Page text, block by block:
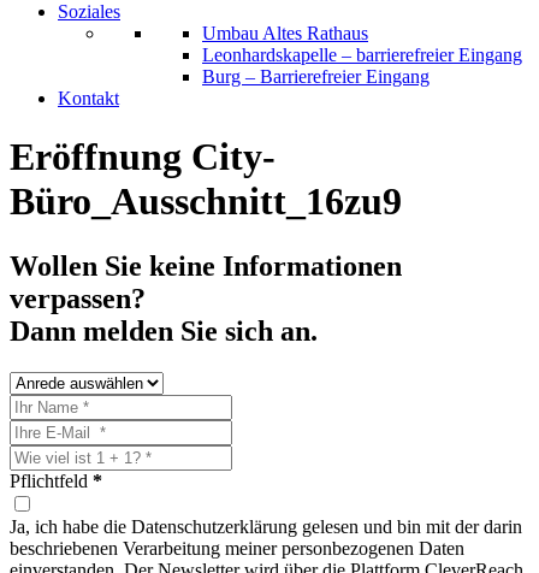
Soziales
Umbau Altes Rathaus
Leonhardskapelle – barrierefreier Eingang
Burg – Barrierefreier Eingang
Kontakt
Eröffnung City-
Büro_Ausschnitt_16zu9
Wollen Sie keine Informationen
verpassen?
Dann melden Sie sich an.
Pflichtfeld *
Ja, ich habe die Datenschutzerklärung gelesen und bin mit der darin
beschriebenen Verarbeitung meiner personbezogenen Daten